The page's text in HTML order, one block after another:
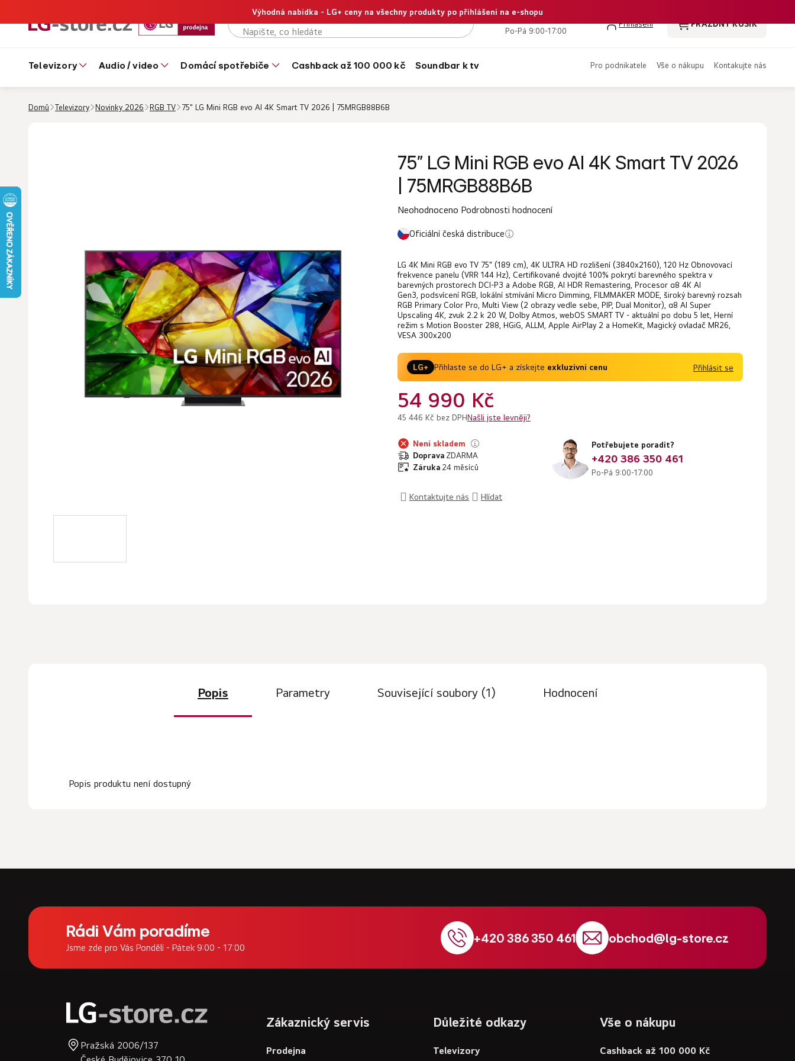
Výhodná nabídka - LG+ ceny na všechny produkty po přihlášení na e-shopu+420 386 350 461
Po-Pá 9:00-17:00
Přihlášení
NÁKUPNÍ
PRÁZDNÝ KOŠÍK
televizory audio / video domácí spotřebiče cashback až 100 000 kč soundbar k tv pro podnikatele vše o nákupu kontakujte nás
Domů Televizory Novinky 2026 RGB TV 75" LG Mini RGB evo AI 4K Smart TV 2026 | 75MRGB88B6B
75" LG Mini RGB evo AI 4K Smart TV 2026
| 75MRGB88B6B
Průměrné
produktu
0,0
z
5
hvězdiček.
Neohodnoceno Podrobnosti hodnocení
Oficiální česká distribuce
LG 4K Mini RGB evo TV 75" (189 cm), 4K ULTRA HD rozlišení (3840x2160), 120 Hz Obnovovací
frekvence panelu (VRR 144 Hz), Certifikované dvojité 100% pokrytí barevného spektra v
barevných prostorech DCI-P3 a Adobe RGB, AI HDR Remastering, Procesor α8 4K AI
Gen3, podsvícení RGB, lokální stmívání Micro Dimming, FILMMAKER MODE, široký barevný rozsah
RGB Primary Color Pro, Multi View (2 obrazy vedle sebe, PIP, Dual Monitor), α8 AI Super
Upscaling 4K, zvuk 2.2 k 20 W, Dolby Atmos, webOS SMART TV - aktuální po dobu 5 let, Herní
režim s Motion Booster 288, HGiG, ALLM, Apple AirPlay 2 a HomeKit, Magický ovladač MR26,
VESA 300x200
LG+ Přihlaste se do LG+ a získejte exkluzivní cenu Přihlásit se
54 990 Kč
45 446 Kč bez DPHNašli jste levněji?
Není skladem
Doprava ZDARMA
Záruka 24 měsíců
Potřebujete poradit?
+420 386 350 461
Po-Pá 9:00-17:00
Kontaktujte nás Hlídat
Popis Parametry Související soubory (1) Hodnocení
Popis produktu není dostupný
Rádi Vám poradíme
Jsme zde pro Vás Pondělí - Pátek 9:00 - 17:00
+420 386 350 461 obchod@lg-store.cz
Pražská 2006/137
Zákaznický servis
Prodejna
Důležité odkazy
Televizory
Vše o nákupu
Cashback až 100 000 Kč